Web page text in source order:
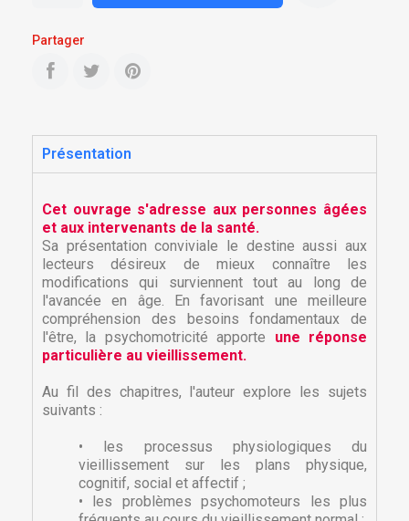
Partager
Présentation
Cet ouvrage s'adresse aux personnes âgées
et aux intervenants de la santé.
Sa présentation conviviale le destine aussi aux
lecteurs désireux de mieux connaître les
modifications qui surviennent tout au long de
l'avancée en âge. En favorisant une meilleure
compréhension des besoins fondamentaux de
l'être, la psychomotricité apporte une réponse
particulière au vieillissement.
Au fil des chapitres, l'auteur explore les sujets
suivants :
• les processus physiologiques du
vieillissement sur les plans physique,
cognitif, social et affectif ;
• les problèmes psychomoteurs les plus